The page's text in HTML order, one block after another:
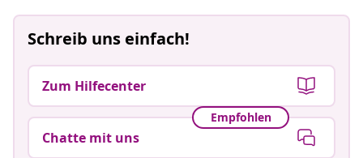
Schreib uns einfach!
Zum Hilfecenter
Empfohlen
Chatte mit uns